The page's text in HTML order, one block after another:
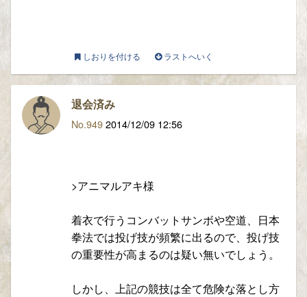
しおりを付ける ラストへいく
退会済み
No.9492014/12/09 12:56
>アニマルアキ様
着衣で行うコンバットサンボや空道、日本
拳法では投げ技が頻繁に出るので、投げ技
の重要性が高まるのは疑い無いでしょう。
しかし、上記の競技は全て危険な落とし方